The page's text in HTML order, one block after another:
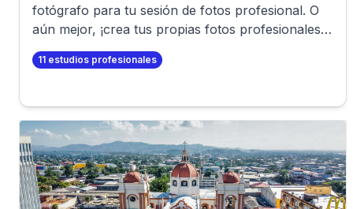
fotógrafo para tu sesión de fotos profesional. O
aún mejor, ¡crea tus propias fotos profesionales
en minutos!
11 estudios profesionales